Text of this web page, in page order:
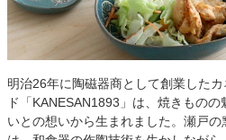
明治26年に陶磁器商として創業した
ド「KANESAN1893」は、焼きもの
いとの想いから生まれました。瀬戸の